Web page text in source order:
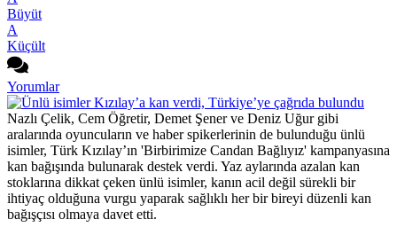
Büyüt
A
Küçült
Yorumlar
Nazlı Çelik, Cem Öğretir, Demet Şener ve Deniz Uğur gibi
aralarında oyuncuların ve haber spikerlerinin de bulunduğu ünlü
isimler, Türk Kızılay’ın 'Birbirimize Candan Bağlıyız' kampanyasına
kan bağışında bulunarak destek verdi. Yaz aylarında azalan kan
stoklarına dikkat çeken ünlü isimler, kanın acil değil sürekli bir
ihtiyaç olduğuna vurgu yaparak sağlıklı her bir bireyi düzenli kan
bağışçısı olmaya davet etti.